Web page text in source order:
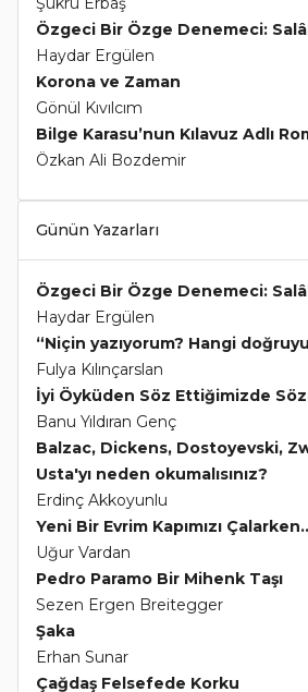
Özgeci Bir Özge Denemeci:
Haydar Ergülen
Korona ve Zaman
Gönül Kıvılcım
Bilge Karasu’nun Kılavuz Adlı
Özkan Ali Bozdemir
Günün Yazarları
Özgeci Bir Özge Denemeci:
Haydar Ergülen
“Niçin yazıyorum? Hangi
Fulya Kılınçarslan
İyi Öyküden Söz Ettiğimizde
Banu Yıldıran Genç
Balzac, Dickens, Dostoyevski,
Usta'yı neden okumalısınız?
Erdinç Akkoyunlu
Yeni Bir Evrim Kapımızı
Uğur Vardan
Pedro Paramo Bir Mihenk Taşı
Sezen Ergen Breitegger
Şaka
Erhan Sunar
Çağdaş Felsefede Korku